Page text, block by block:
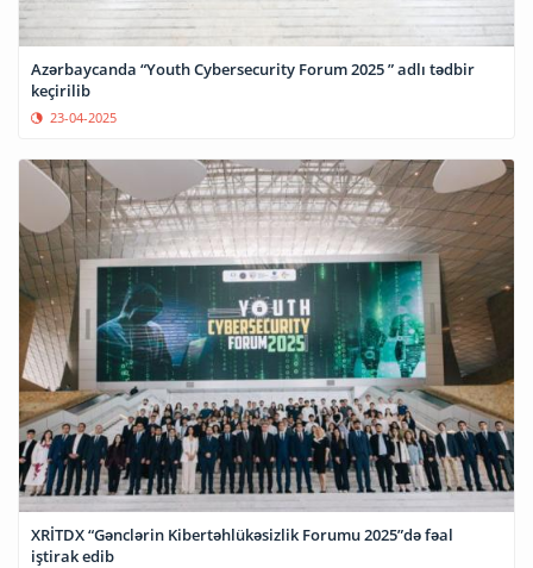
Azərbaycanda “Youth Cybersecurity Forum 2025 ” adlı tədbir
keçirilib
23-04-2025
XRİTDX “Gənclərin Kibertəhlükəsizlik Forumu 2025”də fəal
iştirak edib